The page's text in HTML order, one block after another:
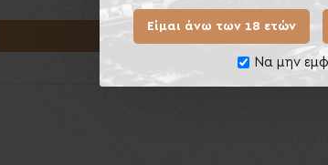
Είμαι άνω των 18 ετών
Να μην